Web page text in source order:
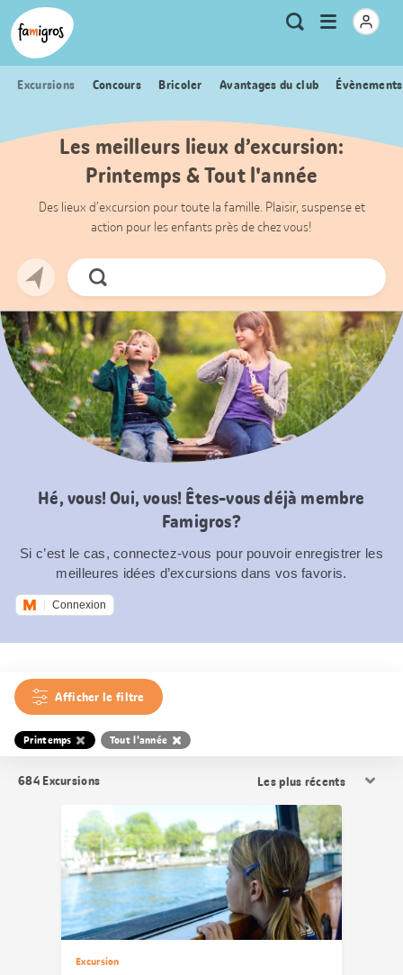
Signets
de
navigation
Header
Logo Métanavigation
RechercheOuvrir
Excursions Concours Bricoler Avantages du club
Les meilleurs lieux d’excursion:
Printemps & Tout l'année
Des lieux d’excursion pour toute la famille. Plaisir, suspense et
action pour les enfants près de chez vous!
Chercher
Hé, vous! Oui, vous! Êtes-vous déjà membre
Famigros?
Si c’est le cas, connectez-vous pour pouvoir enregistrer les
meilleures idées d’excursions dans vos favoris.
Connexion
Afficher le filtre
Printemps Tout l'année
684 Excursions
les
résultats
Excursion